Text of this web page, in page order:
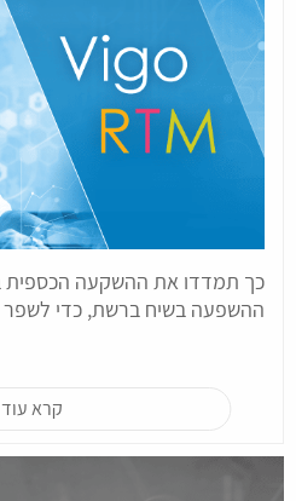
כך תמדדו את ההשקעה הכספית
ההשפעה בשיח ברשת, כדי לשפר
קרא